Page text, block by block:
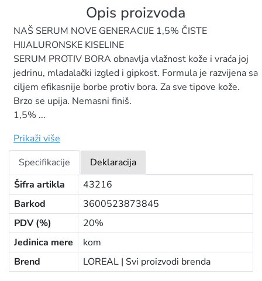
Opis proizvoda
NAŠ SERUM NOVE GENERACIJE 1,5% ČISTE
HIJALURONSKE KISELINE
SERUM PROTIV BORA obnavlja vlažnost kože i vraća joj
jedrinu, mladalački izgled i gipkost. Formula je razvijena sa
ciljem efikasnije borbe protiv bora. Za sve tipove kože.
Brzo se upija. Nemasni finiš.
1,5% ...
Prikaži više
Specifikacije
Deklaracija
Šifra artikla
43216
Barkod
3600523873845
PDV (%)
20%
Jedinica mere
kom
Brend
LOREAL | Svi proizvodi brenda